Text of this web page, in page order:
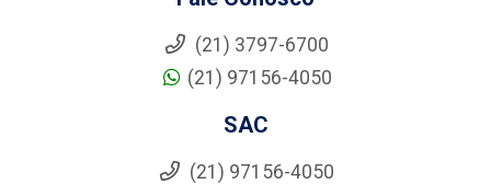
(21) 3797-6700
(21) 97156-4050
SAC
(21) 97156-4050